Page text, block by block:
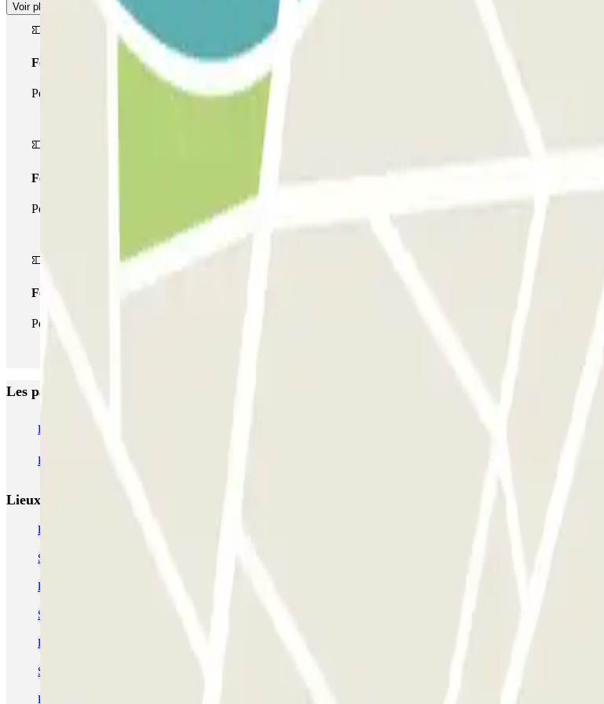
Voir plus
Forfait Simple
Pendant votre séjour, vous ne pourrez entrer et sortir du parking qu'une seule fois
Forfait de stationnement multiple
Pendant votre séjour, vous pouvez utiliser l'ensemble du réseau de parkings de cet opérateur disponible sur Parclick.
Forfait illimité
Pendant votre séjour, vous pouvez entrer et sortir du parking aussi souvent que vous le souhaitez.
Les parkings les mieux notés à Toulouse
Boxx'in Aéroport Toulouse - Self - Couvert
EASYPARK31 - Aéroport de Toulouse - Service Voiturier
Lieux et événements intéressants à proximité INDIGO Saint-Cyprien
Parking Arènes (Toulouse) pas cher | Parclick
Se garer près du Couvent des Jacobins
Parking Palais de Justice Toulouse pas cher
Se garer près du Capitole Toulouse
Parking Compans-Caffarelli (Toulouse) pas cher
Se garer près de la Basilique Saint-Sernin
Parking Zénith Toulouse pas cher